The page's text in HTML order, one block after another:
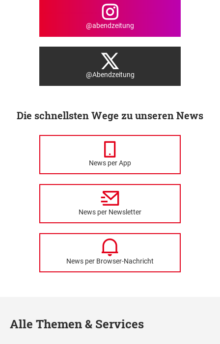
@abendzeitung
@Abendzeitung
Die schnellsten Wege zu unseren News
News per App
News per Newsletter
News per Browser-Nachricht
Alle Themen & Services